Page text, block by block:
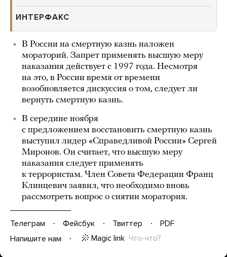
ИНТЕРФАКС
В России на смертную казнь наложен
мораторий. Запрет применять высшую меру
наказания действует с 1997 года. Несмотря
на это, в России время от времени
возобновляется дискуссия о том, следует ли
вернуть смертную казнь.
В середине ноября
с предложением восстановить смертную казнь
выступил лидер «Справедливой России» Сергей
Миронов. Он считает, что высшую меру
наказания следует применять
к террористам. Член Совета Федерации Франц
Клинцевич заявил, что необходимо вновь
рассмотреть вопрос о снятии моратория.
Телеграм Фейсбук Твиттер
PDF
Напишите нам
Magic link Что-что?